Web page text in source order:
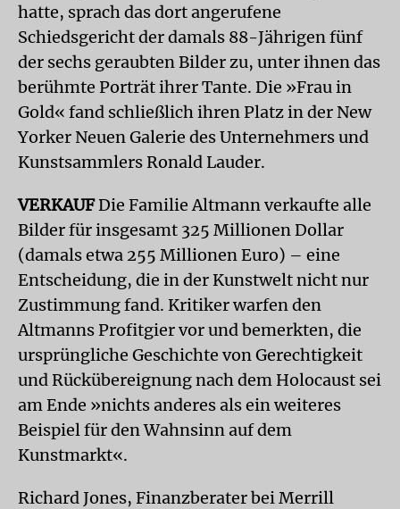
hatte, sprach das dort angerufene
Schiedsgericht der damals 88-Jährigen fünf
der sechs geraubten Bilder zu, unter ihnen das
berühmte Porträt ihrer Tante. Die »Frau in
Gold« fand schließlich ihren Platz in der New
Yorker Neuen Galerie des Unternehmers und
Kunstsammlers Ronald Lauder.
VERKAUFDie Familie Altmann verkaufte alle
Bilder für insgesamt 325 Millionen Dollar
(damals etwa 255 Millionen Euro) – eine
Entscheidung, die in der Kunstwelt nicht nur
Zustimmung fand. Kritiker warfen den
Altmanns Profitgier vor und bemerkten, die
ursprüngliche Geschichte von Gerechtigkeit
und Rückübereignung nach dem Holocaust sei
am Ende »nichts anderes als ein weiteres
Beispiel für den Wahnsinn auf dem
Kunstmarkt«.
Richard Jones, Finanzberater bei Merrill